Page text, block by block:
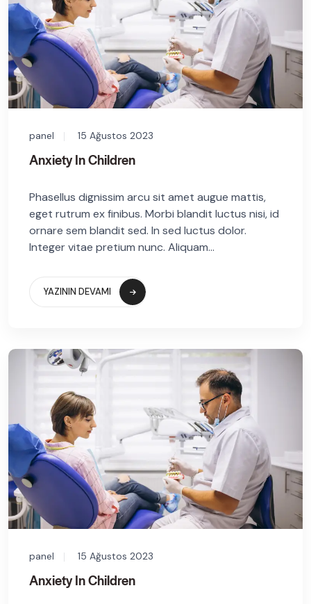
panel 15 Ağustos 2023
Anxiety In Children
Phasellus dignissim arcu sit amet augue mattis,
eget rutrum ex finibus. Morbi blandit luctus nisi, id
ornare sem blandit sed. In sed luctus dolor.
Integer vitae pretium nunc. Aliquam...
YAZININ DEVAMI
panel 15 Ağustos 2023
Anxiety In Children